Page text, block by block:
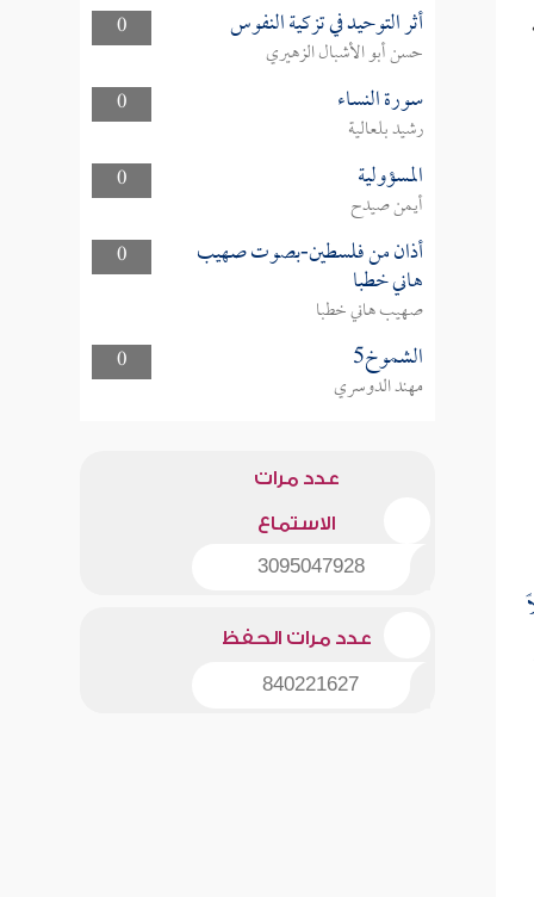
0
أثر التوحيد في تزكية النفوس
حسن أبو الأشبال الزهيري
0
سورة النساء
رشيد بلعالية
0
المسؤولية
أيمن صيدح
0
أذان من فلسطين-بصوت صهيب
هاني خطبا
صهيب هاني خطبا
0
الشموخ5
مهند الدوسري
عدد مرات
الاستماع
3095047928
عدد مرات الحفظ
840221627